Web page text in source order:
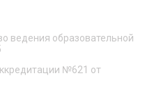
ведения образовательной
№621 от